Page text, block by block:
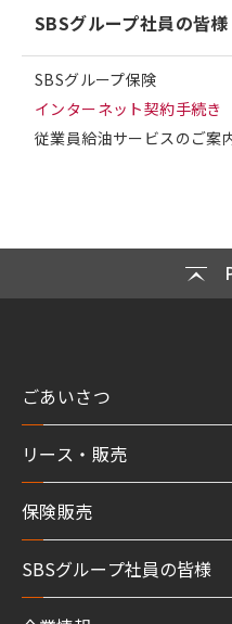
SBSグループ社員の皆様
SBSグループ保険
インターネット契約手続き
従業員給油サービスのご案
ごあいさつ
リース・販売
保険販売
SBSグループ社員の皆様